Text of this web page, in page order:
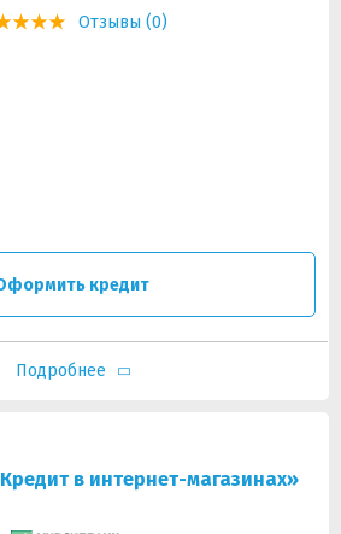
Отзывы (0)
кредит
Подробнее
в интернет-магазинах»